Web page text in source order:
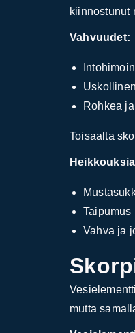
kiinnostunut
Vahvuudet:
Rohkea
Toisaalta
Taipumus
Vahva ja
mutta